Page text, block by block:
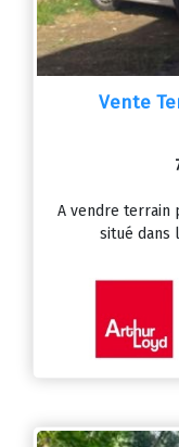
Vente
A vendre terrain
situé dans